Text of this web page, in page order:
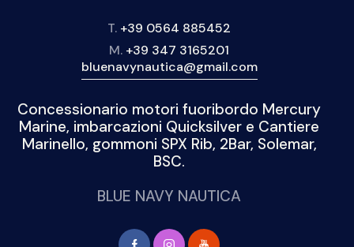
T. +39 0564 885452
M. +39 347 3165201
bluenavynautica@gmail.com
Concessionario motori fuoribordo Mercury
Marine, imbarcazioni Quicksilver e Cantiere
Marinello, gommoni SPX Rib, 2Bar, Solemar,
BSC.
BLUE NAVY NAUTICA